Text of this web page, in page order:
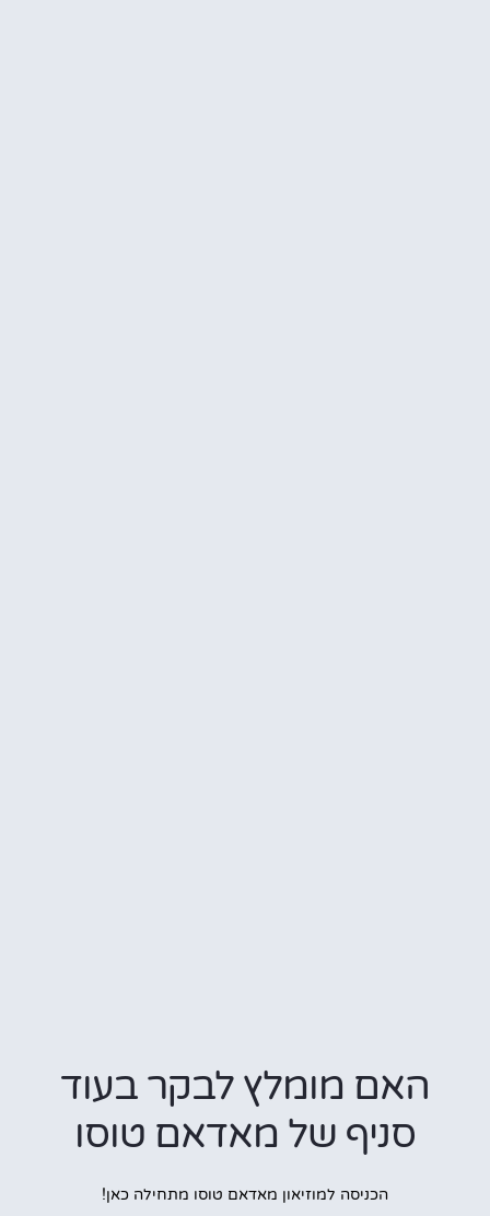
האם מומלץ לבקר בעוד
סניף של מאדאם טוסו
הכניסה למוזיאון מאדאם טוסו מתחילה כאן!